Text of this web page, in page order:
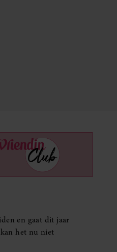
en gaat dit jaar
het nu niet